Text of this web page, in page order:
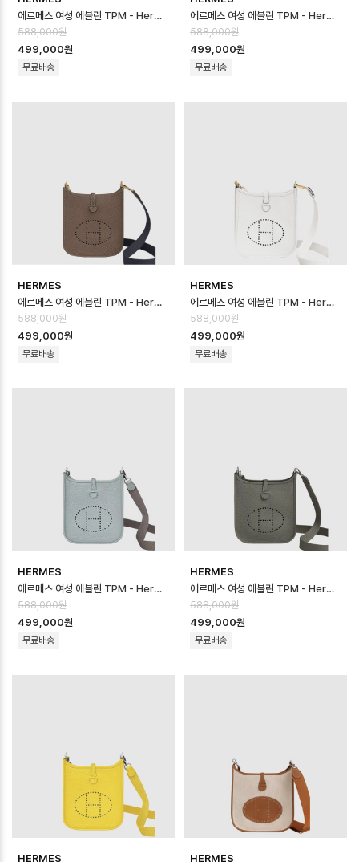
에르메스 여성 에블린 TPM - Hermes Womens Evelyn TPM - heb17…
588,000원
499,000원
무료배송
에르메스 여성 에블린 TPM - Hermes Womens Evelyn TPM - heb17…
588,000원
499,000원
무료배송
HERMES
에르메스 여성 에블린 TPM - Hermes Womens Evelyn TPM - heb17…
588,000원
499,000원
무료배송
HERMES
에르메스 여성 에블린 TPM - Hermes Womens Evelyn TPM - heb17…
588,000원
499,000원
무료배송
HERMES
에르메스 여성 에블린 TPM - Hermes Womens Evelyn TPM - heb17…
588,000원
499,000원
무료배송
HERMES
에르메스 여성 에블린 TPM - Hermes Womens Evelyn TPM - heb17…
588,000원
499,000원
무료배송
HERMES HERMES